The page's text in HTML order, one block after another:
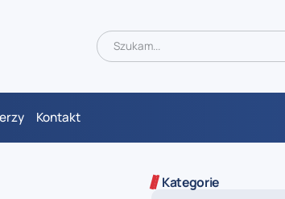
Kontakt
Kategorie